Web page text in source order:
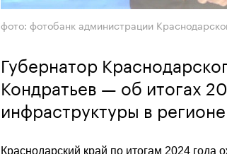
фото: фотобанк администрации
Губернатор
Кондратьев — об итогах
инфраструктуры в регионе
Краснодарский край по итогам 2024 года